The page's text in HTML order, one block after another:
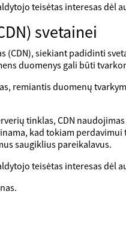
teisėtas interesas dėl
svetainei
siekiant padidinti
duomenys gali būti
remiantis duomenų
tinklas, CDN
kad tokiam
saugiklius pareikalavus.
teisėtas interesas dėl